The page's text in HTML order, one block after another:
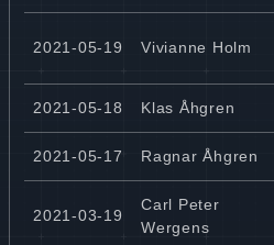
2021-05-19 Vivianne Holm
2021-05-18 Klas Åhgren
2021-05-17 Ragnar Åhgren
2021-03-19
Carl Peter
Wergens